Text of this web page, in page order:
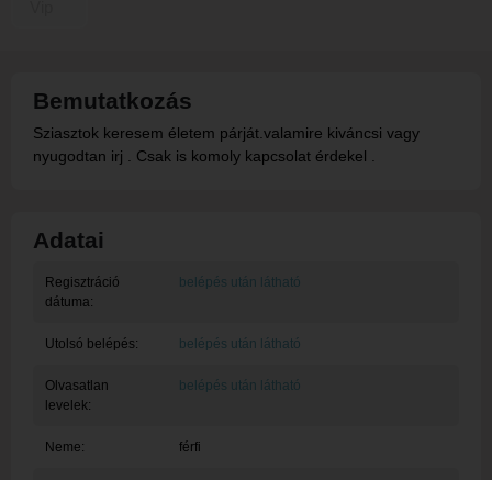
Bemutatkozás
Sziasztok keresem életem párját.valamire kiváncsi vagy
nyugodtan irj . Csak is komoly kapcsolat érdekel .
Adatai
Regisztráció
dátuma:
belépés után látható
Utolsó belépés: belépés után látható
Olvasatlan
levelek:
belépés után látható
Neme: férfi